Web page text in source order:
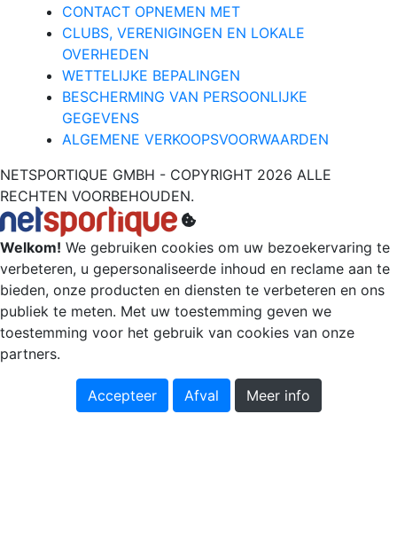
CONTACT OPNEMEN MET
CLUBS, VERENIGINGEN EN LOKALE
OVERHEDEN
WETTELIJKE BEPALINGEN
BESCHERMING VAN PERSOONLIJKE
GEGEVENS
ALGEMENE VERKOOPSVOORWAARDEN
NETSPORTIQUE GMBH - COPYRIGHT 2026 ALLE
RECHTEN VOORBEHOUDEN.
Welkom! We gebruiken cookies om uw bezoekervaring te
verbeteren, u gepersonaliseerde inhoud en reclame aan te
bieden, onze producten en diensten te verbeteren en ons
publiek te meten. Met uw toestemming geven we
toestemming voor het gebruik van cookies van onze
partners.
Accepteer Afval Meer info